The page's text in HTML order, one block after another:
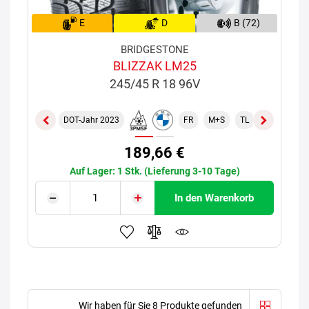
E D B (72)
BRIDGESTONE
BLIZZAK LM25
245/45 R 18 96V
DOT-Jahr 2023 FR M+S TL ROF
189,66 €
Auf Lager: 1 Stk. (Lieferung 3-10 Tage)
In den Warenkorb
Wir haben für Sie 8 Produkte gefunden